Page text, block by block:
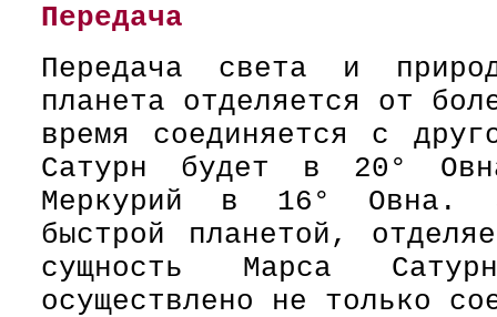
Передача
Передача света и
планета отделяется от
время соединяется с
Сатурн будет в 20°
Меркурий в 16° Овна.
быстрой планетой,
сущность Марса
осуществлено не только